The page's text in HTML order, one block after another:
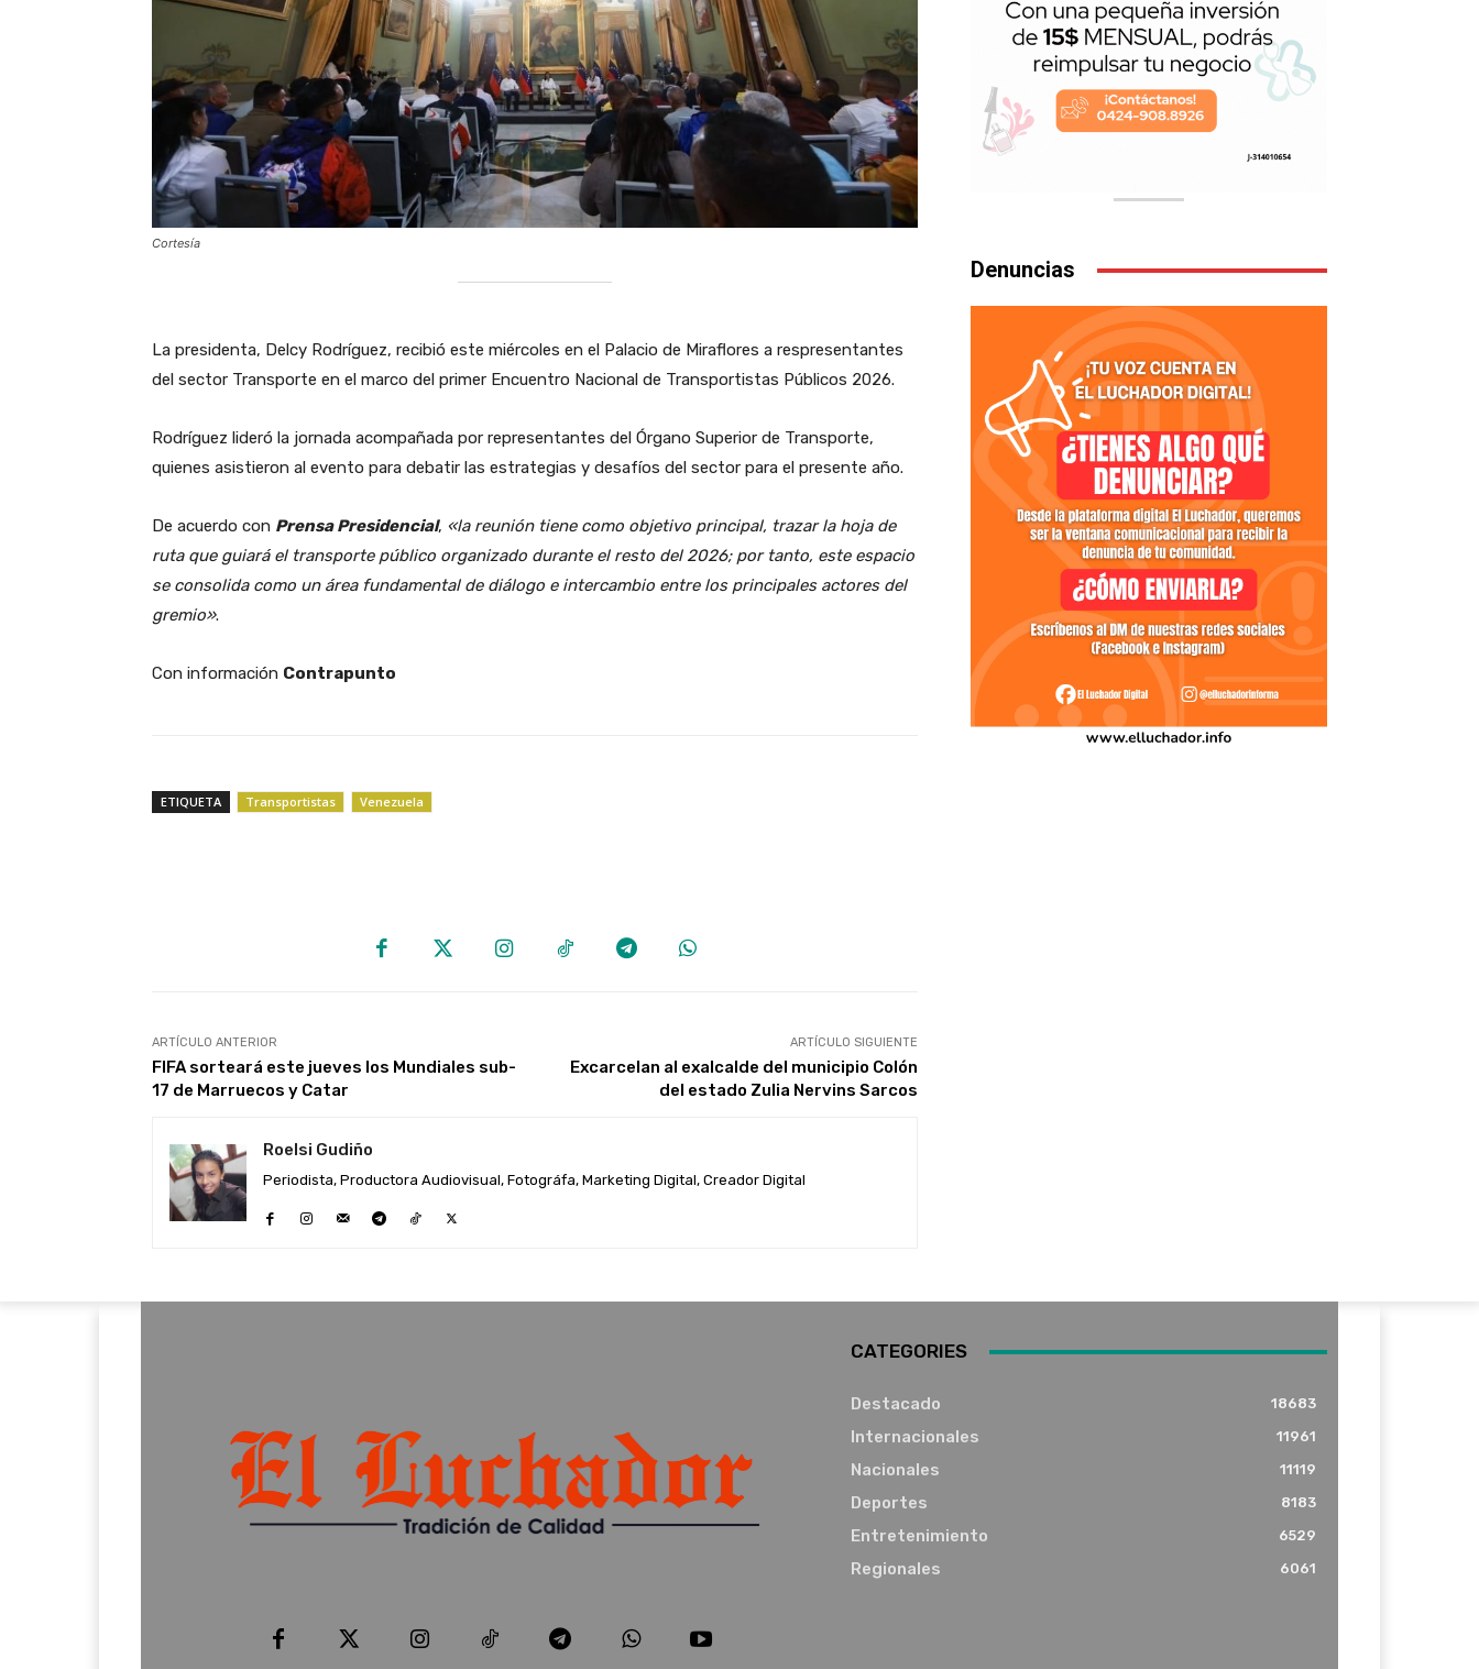
Cortesía
La presidenta, Delcy Rodríguez, recibió este miércoles en el Palacio de Miraflores a respresentantes
del sector Transporte en el marco del primer Encuentro Nacional de Transportistas Públicos 2026.
Rodríguez lideró la jornada acompañada por representantes del Órgano Superior de Transporte,
quienes asistieron al evento para debatir las estrategias y desafíos del sector para el presente año.
De acuerdo con Prensa Presidencial, «la reunión tiene como objetivo principal, trazar la hoja de
ruta que guiará el transporte público organizado durante el resto del 2026; por tanto, este espacio
se consolida como un área fundamental de diálogo e intercambio entre los principales actores del
gremio».
Con información Contrapunto
ETIQUETA Transportistas Venezuela
ARTÍCULO ANTERIOR
FIFA sorteará este jueves los Mundiales sub-
17 de Marruecos y Catar
ARTÍCULO SIGUIENTE
Excarcelan al exalcalde del municipio Colón
del estado Zulia Nervins Sarcos
Roelsi Gudiño
Periodista, Productora Audiovisual, Fotográfa, Marketing Digital, Creador Digital
Denuncias
CATEGORIES
Destacado 18683
Internacionales 11961
Nacionales 11119
Deportes 8183
Entretenimiento 6529
Regionales 6061